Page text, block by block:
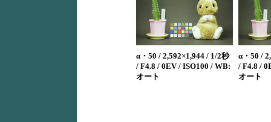
α・50 / 2,592×1,944 / 1/2秒
/ F4.8 / 0EV / ISO100 / WB:
オート
α・50 /
/ F4.8 /
オート